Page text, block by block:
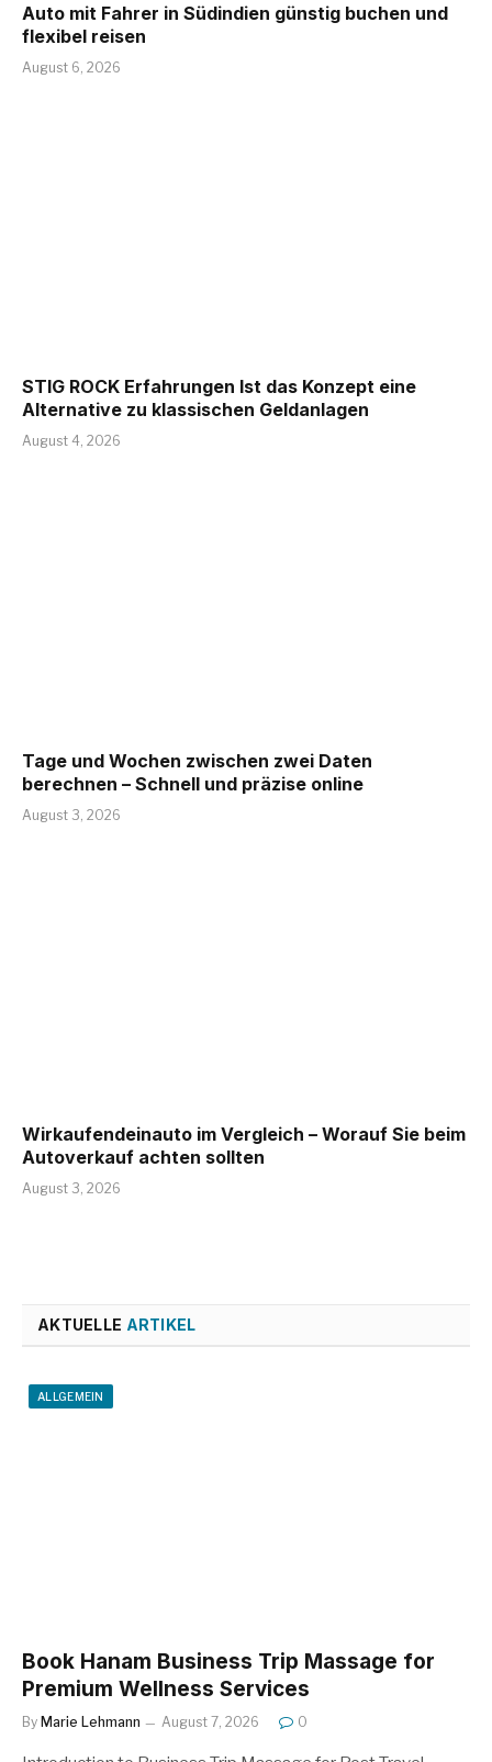
Auto mit Fahrer in Südindien günstig buchen und
flexibel reisen
August 6, 2026
STIG ROCK Erfahrungen Ist das Konzept eine
Alternative zu klassischen Geldanlagen
August 4, 2026
Tage und Wochen zwischen zwei Daten
berechnen – Schnell und präzise online
August 3, 2026
Wirkaufendeinauto im Vergleich – Worauf Sie beim
Autoverkauf achten sollten
August 3, 2026
AKTUELLE ARTIKEL
ALLGEMEIN
Book Hanam Business Trip Massage for
Premium Wellness Services
By Marie Lehmann August 7, 2026 0